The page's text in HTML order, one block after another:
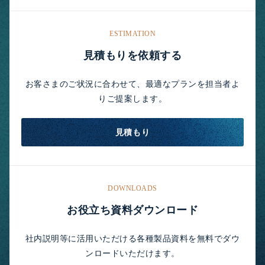
ESTIMATION
見積もりを依頼する
お客さまのご状況に合わせて、最適なプランを担当者よ
りご提案します。
見積もり
DOWNLOADS
お役立ち資料ダウンロード
社内説明等に活用いただける各種製品資料を無料でダウ
ンロードいただけます。